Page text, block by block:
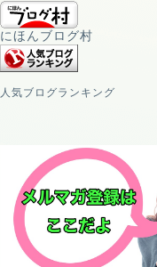
にほんブログ村
人気ブログランキング